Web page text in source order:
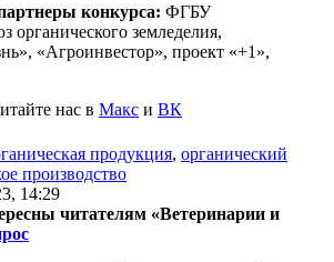
конкурса: ФГБУ
органического земледелия,
«Агроинвестор», проект «+1»,
нас в Макс и ВК
продукция, органический
производство
14:29
читателям «Ветеринарии и